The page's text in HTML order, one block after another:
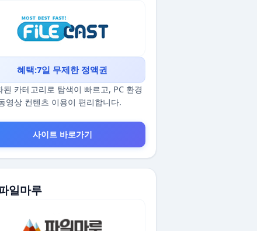
혜택:7일 무제한 정액권
된 카테고리로 탐색이 빠르고, PC 환경
영상 컨텐츠 이용이 편리합니다.
사이트 바로가기
일마루